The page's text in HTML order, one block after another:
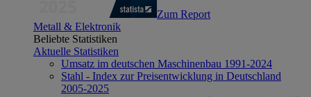
Zum Report
Metall & Elektronik
Beliebte Statistiken
Aktuelle Statistiken
Umsatz im deutschen Maschinenbau 1991-2024
Stahl - Index zur Preisentwicklung in Deutschland
2005-2025